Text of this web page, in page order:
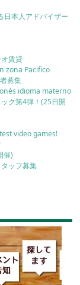
日本人アドバイザー
賃貸
zona Pacifico
募集
idioma materno
ク第4弾！(25日開
video games!
催)
ッフ募集